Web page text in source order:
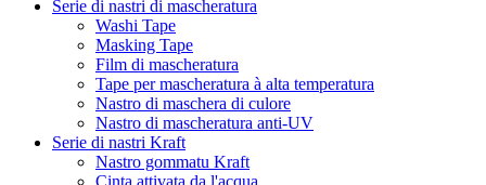
Serie di nastri di mascheratura
Washi Tape
Masking Tape
Film di mascheratura
Tape per mascheratura à alta temperatura
Nastro di maschera di culore
Nastro di mascheratura anti-UV
Serie di nastri Kraft
Nastro gommatu Kraft
Cinta attivata da l'acqua